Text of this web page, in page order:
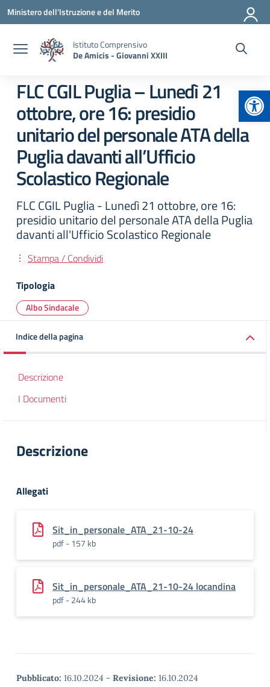
Vai ai contenuti
Vai al menu di navigazione
Vai al footer
Ministero dell'Istruzione e del Merito
Istituto Comprensivo
De Amicis - Giovanni XXIII
FLC CGIL Puglia – Lunedì 21
ottobre, ore 16: presidio
unitario del personale ATA della
Puglia davanti all’Ufficio
Scolastico Regionale
FLC CGIL Puglia - Lunedì 21 ottobre, ore 16:
presidio unitario del personale ATA della Puglia
davanti all'Ufficio Scolastico Regionale
Stampa / Condividi
Tipologia
Albo Sindacale
Indice della pagina
Descrizione
I Documenti
Descrizione
Allegati
Sit_in_personale_ATA_21-10-24
pdf - 157 kb
Sit_in_personale_ATA_21-10-24 locandina
pdf - 244 kb
Pubblicato: 16.10.2024 - Revisione: 16.10.2024